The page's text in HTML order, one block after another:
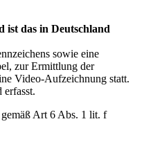
ist das in Deutschland
sowie eine
zur Ermittlung der
Video-Aufzeichnung statt.
Art 6 Abs. 1 lit. f